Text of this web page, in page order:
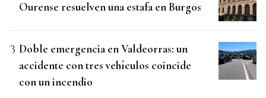
Ourense resuelven una estafa en Burgos
Doble emergencia en Valdeorras: un
accidente con tres vehículos coincide
con un incendio